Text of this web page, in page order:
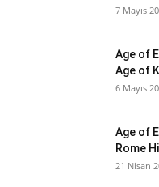
7 Mayıs
Age of
Age of
6 Mayıs
Age of
Rome
21 Nisan